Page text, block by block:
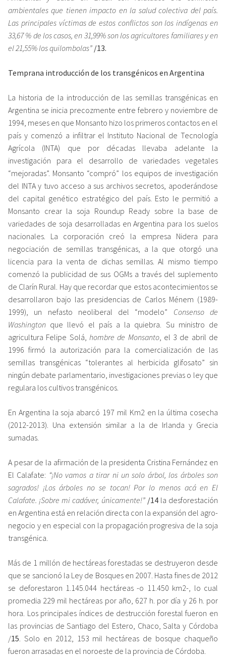
ambientales que tienen impacto en la salud colectiva del país.
Las principales víctimas de estos conflictos son los indígenas en
33,67 % de los casos, en 31,99% son los agricultores familiares y en
el 21,55% los quilombolas” /13.
Temprana introducción de los transgénicos en Argentina
La historia de la introducción de las semillas transgénicas en
Argentina se inicia precozmente entre febrero y noviembre de
1994, meses en que Monsanto hizo los primeros contactos en el
país y comenzó a infiltrar el Instituto Nacional de Tecnología
Agrícola (INTA) que por décadas llevaba adelante la
investigación para el desarrollo de variedades vegetales
“mejoradas”. Monsanto “compró” los equipos de investigación
del INTA y tuvo acceso a sus archivos secretos, apoderándose
del capital genético estratégico del país. Esto le permitió a
Monsanto crear la soja Roundup Ready sobre la base de
variedades de soja desarrolladas en Argentina para los suelos
nacionales. La corporación creó la empresa Nidera para
negociación de semillas transgénicas, a la que otorgó una
licencia para la venta de dichas semillas. Al mismo tiempo
comenzó la publicidad de sus OGMs a través del suplemento
de Clarín Rural. Hay que recordar que estos acontecimientos se
desarrollaron bajo las presidencias de Carlos Ménem (1989-
1999), un nefasto neoliberal del “modelo” Consenso de
Washington que llevó el país a la quiebra. Su ministro de
agricultura Felipe Solá, hombre de Monsanto, el 3 de abril de
1996 firmó la autorización para la comercialización de las
semillas transgénicas “tolerantes al herbicida glifosato” sin
ningún debate parlamentario, investigaciones previas o ley que
regulara los cultivos transgénicos.
En Argentina la soja abarcó 197 mil Km2 en la última cosecha
(2012-2013). Una extensión similar a la de Irlanda y Grecia
sumadas.
A pesar de la afirmación de la presidenta Cristina Fernández en
El Calafate: “¡No vamos a tirar ni un solo árbol, los árboles son
sagrados! ¡Los árboles no se tocan! Por lo menos acá en El
Calafate. ¡Sobre mi cadáver, únicamente!” /14 la desforestación
en Argentina está en relación directa con la expansión del agro-
negocio y en especial con la propagación progresiva de la soja
transgénica.
Más de 1 millón de hectáreas forestadas se destruyeron desde
que se sancionó la Ley de Bosques en 2007. Hasta fines de 2012
se deforestaron 1.145.044 hectáreas -o 11.450 km2-, lo cual
promedia 229 mil hectáreas por año, 627 h. por día y 26 h. por
hora. Los principales índices de destrucción forestal fueron en
las provincias de Santiago del Estero, Chaco, Salta y Córdoba
/15 . Solo en 2012, 153 mil hectáreas de bosque chaqueño
fueron arrasadas en el noroeste de la provincia de Córdoba.